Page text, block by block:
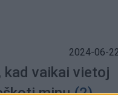
2024-06-
vaikai vietoj
minų (2)